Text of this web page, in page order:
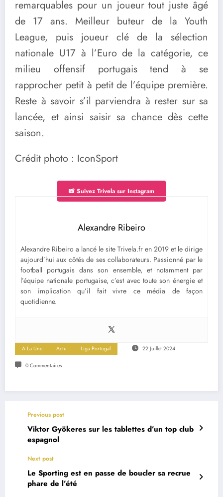
remarquables pour un joueur tout juste âgé
de 17 ans. Meilleur buteur de la Youth
League, puis joueur clé de la sélection
nationale U17 à l’Euro de la catégorie, ce
milieu offensif portugais tend à se
rapprocher petit à petit de l’équipe première.
Reste à savoir s’il parviendra à rester sur sa
lancée, et ainsi saisir sa chance dès cette
saison.
Crédit photo : IconSport
📸 Suivez Trivela sur Instagram
Alexandre Ribeiro
Alexandre Ribeiro a lancé le site Trivela.fr en 2019 et le dirige
aujourd’hui aux côtés de ses collaborateurs. Passionné par le
football portugais dans son ensemble, et notamment par
l’équipe nationale portugaise, c’est avec toute son énergie et
son implication qu’il fait vivre ce média de façon
quotidienne.
A La Une Actu Liga Portugal 22 Juillet 2024
0 Commentaires
Previous post
Viktor Gyökeres sur les tablettes d’un top club
espagnol
Next post
Le Sporting est en passe de boucler sa recrue
phare de l’été